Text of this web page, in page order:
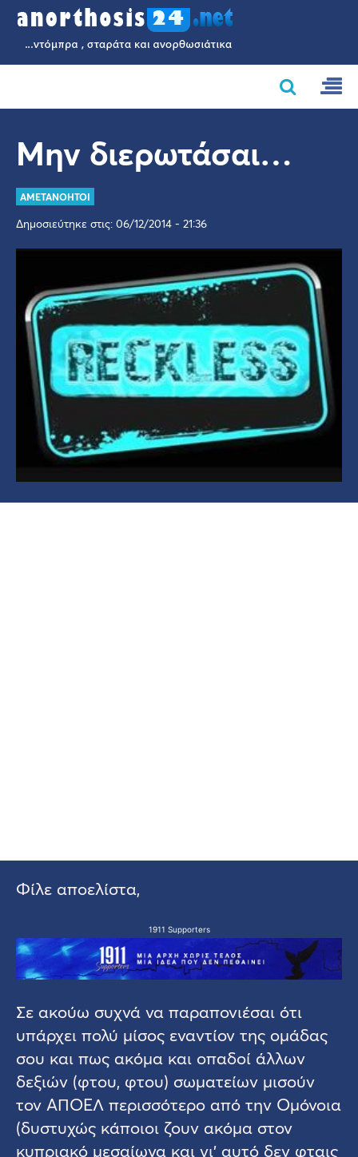
Μην διερωτάσαι…
AMETANOHTOI
Δημοσιεύτηκε στις: 06/12/2014 - 21:36
Φίλε αποελίστα,
1911 Supporters
Σε ακούω συχνά να παραπονιέσαι ότι
υπάρχει πολύ μίσος εναντίον της ομάδας
σου και πως ακόμα και οπαδοί άλλων
δεξιών (φτου, φτου) σωματείων μισούν
τον ΑΠΟΕΛ περισσότερο από την Ομόνοια
(δυστυχώς κάποιοι ζουν ακόμα στον
κυπριακό μεσαίωνα και γι’ αυτό δεν φταις